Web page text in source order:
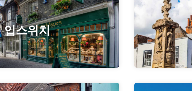
입스위치